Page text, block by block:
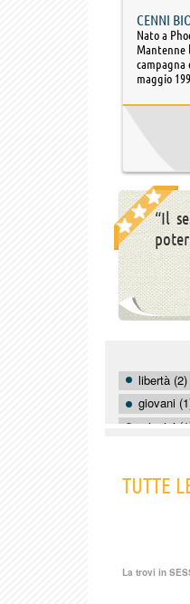
CENNI
Nato a
Mantenne
campagna
maggio
“Il
libertà (2)
giovani
principi
TUTTE
La trovi in